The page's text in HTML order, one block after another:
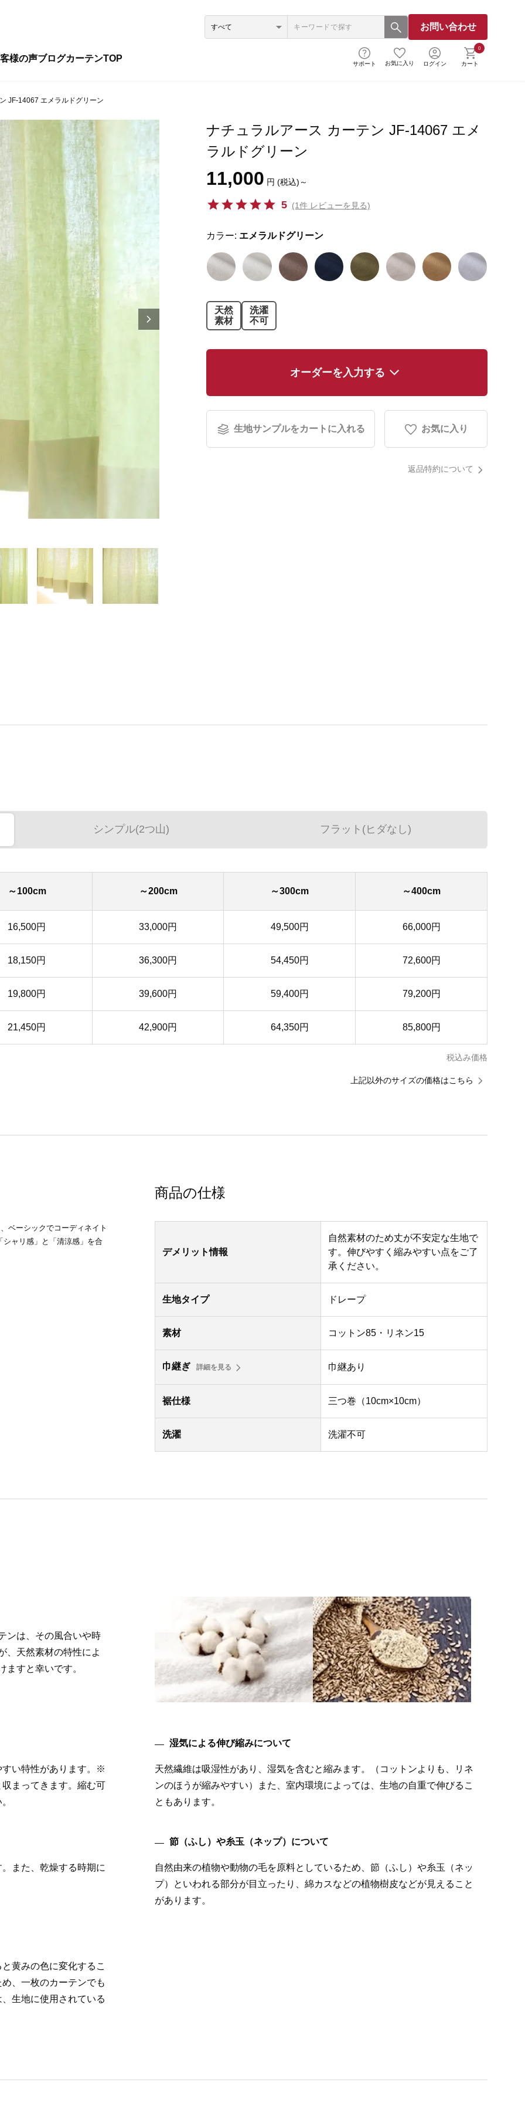
お問い合わせ
様の声ブログカーテンTOP
サポート お気に入り ログイン
0
カート
JF-14067 エメラルドグリーン
ナチュラルアース カーテン JF-14067 エメ
ラルドグリーン
11,000 円 (税込)～
5 (1件 レビューを見る)
カラー: エメラルドグリーン
天然
素材
洗濯
不可
オーダーを入力する
生地サンプルをカートに入れる お気に入り
返品特約について
シンプル(2つ山) フラット(ヒダなし)
～100cm ～200cm ～300cm ～400cm
16,500円 33,000円 49,500円 66,000円
18,150円 36,300円 54,450円 72,600円
19,800円 39,600円 59,400円 79,200円
21,450円 42,900円 64,350円 85,800円
税込み価格
上記以外のサイズの価格はこちら
ベーシックでコーディネイト
ャリ感」と「清涼感」を合
商品の仕様
デメリット情報
自然素材のため丈が不安定な生地で
す。伸びやすく縮みやすい点をご了
承ください。
生地タイプ ドレープ
素材 コットン85・リネン15
巾継ぎ 詳細を見る 巾継あり
裾仕様 三つ巻（10cm×10cm）
洗濯 洗濯不可
ンは、その風合いや時
、天然素材の特性によ
ますと幸いです。
すい特性があります。※
まってきます。縮む可
湿気による伸び縮みについて
天然繊維は吸湿性があり、湿気を含むと縮みます。（コットンよりも、リネ
ンのほうが縮みやすい）また、室内環境によっては、生地の自重で伸びるこ
ともあります。
また、乾燥する時期に
節（ふし）や糸玉（ネップ）について
自然由来の植物や動物の毛を原料としているため、節（ふし）や糸玉（ネッ
プ）といわれる部分が目立ったり、綿カスなどの植物樹皮などが見えること
があります。
黄みの色に変化するこ
、一枚のカーテンでも
生地に使用されている